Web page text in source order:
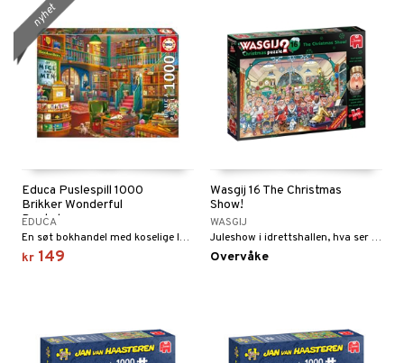
Educa Puslespill 1000
Brikker Wonderful
Bookshop
EDUCA
En søt bokhandel med koselige lesestoler.
kr 149
nyhet
Wasgij 16 The Christmas
Show!
WASGIJ
Juleshow i idrettshallen, hva ser foreldrene?
Overvåke